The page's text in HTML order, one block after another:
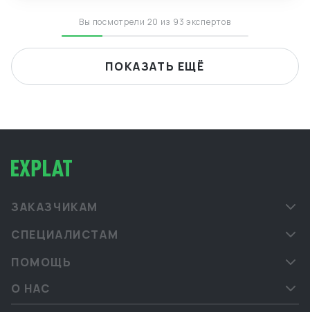
Вы посмотрели 20 из 93 экспертов
ПОКАЗАТЬ ЕЩЁ
ЗАКАЗЧИКАМ
СПЕЦИАЛИСТАМ
ПОМОЩЬ
О НАС